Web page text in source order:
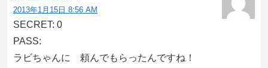
2013年1月15日 8:56 AM
SECRET: 0
PASS:
ラビちゃんに 頼んでもらったんですね！